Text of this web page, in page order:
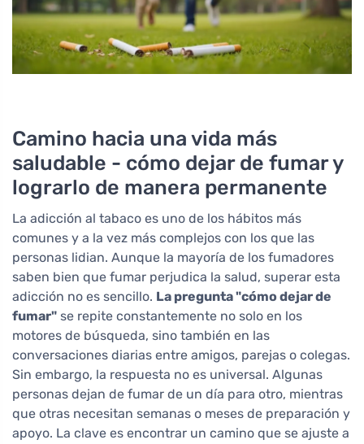
Camino hacia una vida más
saludable - cómo dejar de fumar y
lograrlo de manera permanente
La adicción al tabaco es uno de los hábitos más
comunes y a la vez más complejos con los que las
personas lidian. Aunque la mayoría de los fumadores
saben bien que fumar perjudica la salud, superar esta
adicción no es sencillo. La pregunta "cómo dejar de
fumar" se repite constantemente no solo en los
motores de búsqueda, sino también en las
conversaciones diarias entre amigos, parejas o colegas.
Sin embargo, la respuesta no es universal. Algunas
personas dejan de fumar de un día para otro, mientras
que otras necesitan semanas o meses de preparación y
apoyo. La clave es encontrar un camino que se ajuste a